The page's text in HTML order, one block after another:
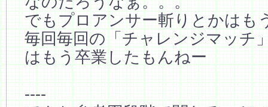
でもプロアンサー斬りとかはも
毎回毎回の「チャレンジマッチ
はもう卒業したもんねー
----